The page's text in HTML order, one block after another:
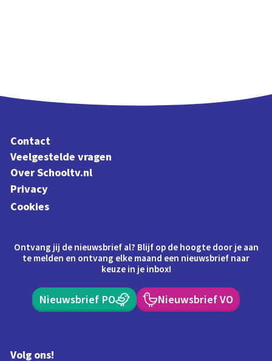
Contact
Veelgestelde vragen
Over Schooltv.nl
Privacy
Cookies
Ontvang jij de nieuwsbrief al? Blijf op de hoogte door je aan
te melden en ontvang elke maand een nieuwsbrief naar
keuze in je inbox!
Nieuwsbrief PO Nieuwsbrief VO
Volg ons!